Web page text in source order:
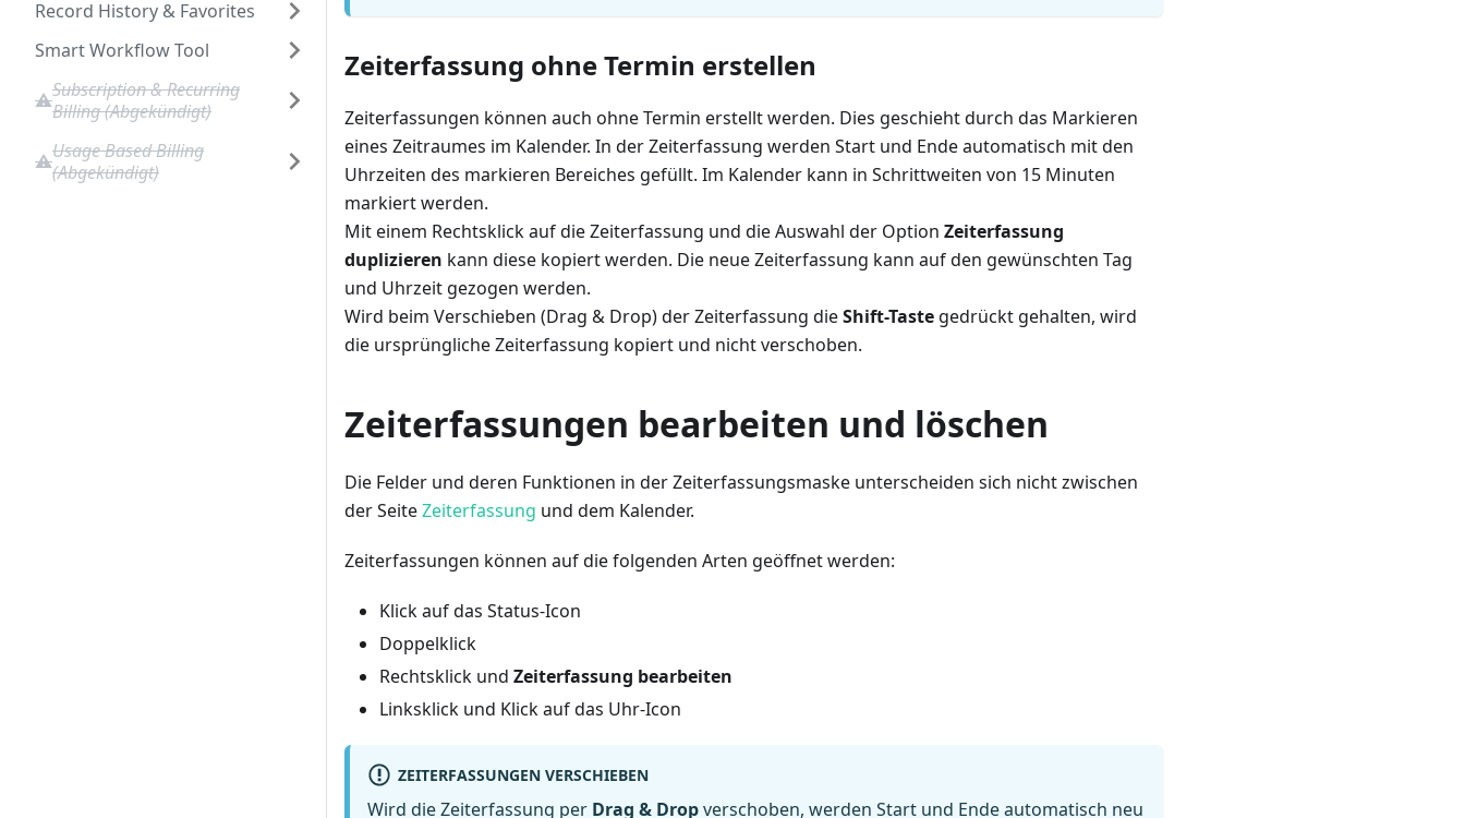
Record History & Favorites
Smart Workflow Tool
Subscription & Recurring
Billing (Abgekündigt)
Usage Based Billing
(Abgekündigt)
Zeiterfassung ohne Termin erstellen
Zeiterfassungen können auch ohne Termin erstellt werden. Dies geschieht durch das Markieren
eines Zeitraumes im Kalender. In der Zeiterfassung werden Start und Ende automatisch mit den
Uhrzeiten des markieren Bereiches gefüllt. Im Kalender kann in Schrittweiten von 15 Minuten
markiert werden.
Mit einem Rechtsklick auf die Zeiterfassung und die Auswahl der Option Zeiterfassung
duplizieren kann diese kopiert werden. Die neue Zeiterfassung kann auf den gewünschten Tag
und Uhrzeit gezogen werden.
Wird beim Verschieben (Drag & Drop) der Zeiterfassung dieShift-Taste gedrückt gehalten, wird
die ursprüngliche Zeiterfassung kopiert und nicht verschoben.
Zeiterfassungen bearbeiten und löschen
Die Felder und deren Funktionen in der Zeiterfassungsmaske unterscheiden sich nicht zwischen
der SeiteZeiterfassung und dem Kalender.
Zeiterfassungen können auf die folgenden Arten geöffnet werden:
Klick auf das Status-Icon
Doppelklick
Rechtsklick und Zeiterfassung bearbeiten
Linksklick und Klick auf das Uhr-Icon
ZEITERFASSUNGEN VERSCHIEBEN
Wird die Zeiterfassung per Drag & Dropverschoben, werden Start und Ende automatisch neu